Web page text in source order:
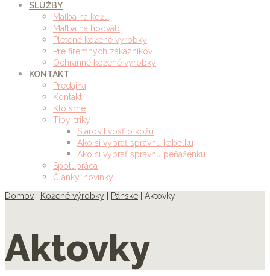
SLUŽBY
Maľba na kožu
Maľba na hodváb
Pletené kožené výrobky
Pre firemných zákazníkov
Ochranné kožené výrobky
KONTAKT
Predajňa
Kontakt
Kto sme
Tipy, triky
Starostlivosť o kožu
Ako si vybrať správnu kabelku
Ako si vybrať správnu peňaženku
Spolupráca
Články, novinky
Domov
Kožené výrobky Pánske | Aktovky
Aktovky